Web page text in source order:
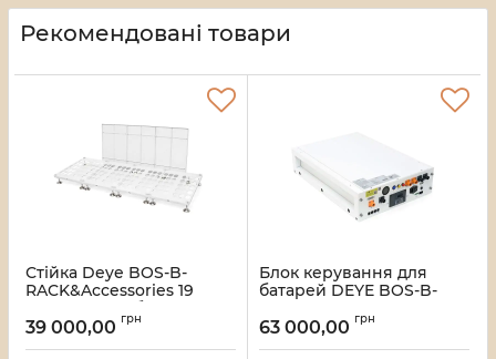
Рекомендовані товари
Стійка Deye BOS-B-
RACK&Accessories 19
дюймів на 15 батарей
BOS-B + 1 місце для
39 000,00 грн
Блок керування для
батарей DEYE BOS-B-
180A, IP20,
63 000,00 грн